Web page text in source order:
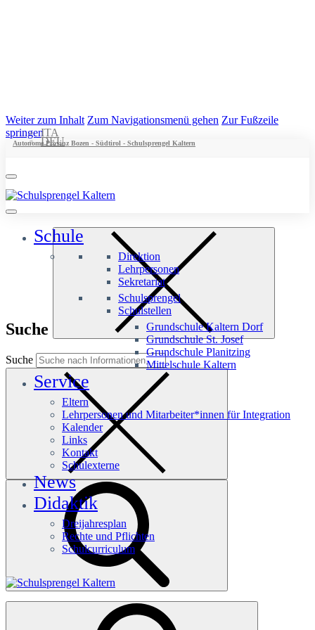
Weiter zum Inhalt Zum Navigationsmenü gehen Zur Fußzeile
springen
Autonome Provinz Bozen - Südtirol - Schulsprengel Kaltern
ITA
DEU
Schule
Direktion
Lehrpersonen
Sekretariat
Schulsprengel
Schulstellen
Grundschule Kaltern Dorf
Grundschule St. Josef
Grundschule Planitzing
Mittelschule Kaltern
Service
Eltern
Lehrpersonen und Mitarbeiter*innen für Integration
Kalender
Links
Kontakt
Schulexterne
News
Didaktik
Dreijahresplan
Rechte und Pflichten
Schulcurriculum
Suche
Suche
Häufige Suchanfragen